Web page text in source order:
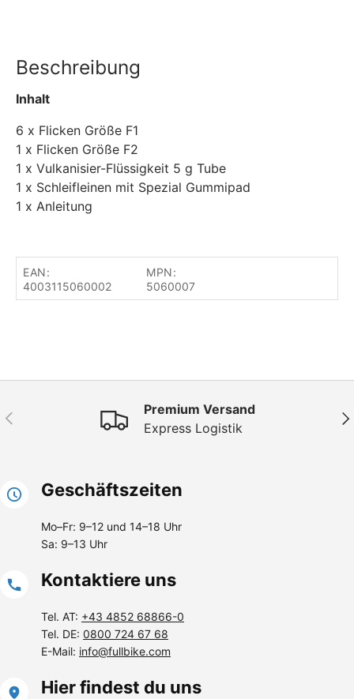
Beschreibung
Inhalt
6 x Flicken Größe F1
1 x Flicken Größe F2
1 x Vulkanisier-Flüssigkeit 5 g Tube
1 x Schleifleinen mit Spezial Gummipad
1 x Anleitung
EAN:
4003115060002
MPN:
5060007
Vorherige
Premium Versand
Express Logistik
Geschäftszeiten
Mo–Fr: 9–12 und 14–18 Uhr
Sa: 9–13 Uhr
Kontaktiere uns
Tel. AT: +43 4852 68866-0
Tel. DE: 0800 724 67 68
E-Mail: info@fullbike.com
Hier findest du uns